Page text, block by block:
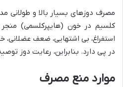
مصرف دوزهای بسیار بالا و طولانی
کلسیم در خون (هایپرکلسمی) منجر
استفراغ، بی اشتهایی، ضعف
در پی دارد. بنابراین، رعایت دوز
موارد منع مصرف